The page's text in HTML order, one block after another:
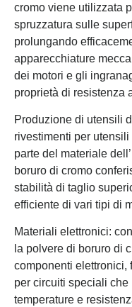
cromo viene utilizzata
spruzzatura sulle
prolungando
apparecchiature
dei motori e gli
proprietà di resistenza
Produzione di utensili
rivestimenti per
parte del materiale
boruro di cromo
stabilità di taglio
efficiente di vari tipi di
Materiali elettronici:
la polvere di boruro di
componenti elettronici,
per circuiti speciali
temperature e